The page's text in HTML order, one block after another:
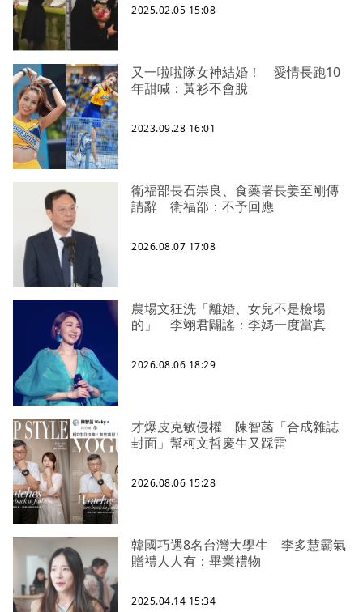
2025.02.05 15:08
又一啦啦隊女神結婚！ 愛情長跑10
年甜喊：黃衫不會脫
2023.09.28 16:01
衛福部長石崇良、食藥署長姜至剛傳
請辭 衛福部：不予回應
2026.08.07 17:08
農場文狂洗「離婚、女兒不是檢場
的」 李翊君闢謠：李媽一度當真
2026.08.06 18:29
才爆皮克敏侵權 陳智菡「合成雜誌
封面」幫柯文哲慶生又踩雷
2026.08.06 15:28
韓國巧遇8名台灣大學生 李多慧霸氣
贈禮人人有：畢業禮物
2025.04.14 15:34